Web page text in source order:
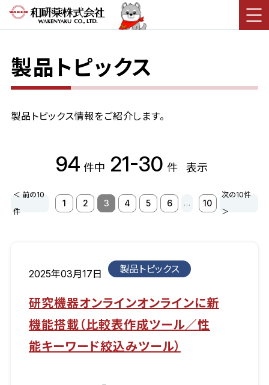
製品トピックス
製品トピックス情報をご紹介します。
94 件中 21-30 件 表示
＜ 前の10
件
1 2 3 4 5 6 … 10
次の10件
＞
2025年03月17日 製品トピックス
研究機器オンラインオンラインに新
機能搭載（比較表作成ツール／性
能キーワード絞込みツール）